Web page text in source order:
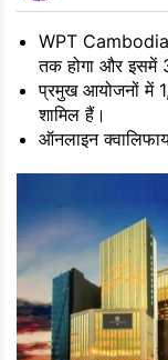
WPT
तक होगा और इसमें
प्रमुख आयोजनों में
शामिल हैं।
ऑनलाइन